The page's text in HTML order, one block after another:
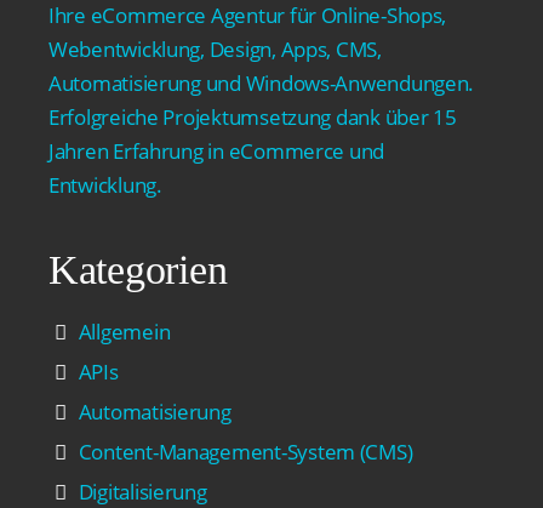
Ihre eCommerce Agentur für Online-Shops,
Webentwicklung, Design, Apps, CMS,
Automatisierung und Windows-Anwendungen.
Erfolgreiche Projektumsetzung dank über 15
Jahren Erfahrung in eCommerce und
Entwicklung.
Kategorien
Allgemein
APIs
Automatisierung
Content-Management-System (CMS)
Digitalisierung